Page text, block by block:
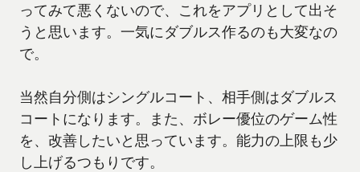
ってみて悪くないので、これをアプリとして出そ
うと思います。一気にダブルス作るのも大変なの
で。
当然自分側はシングルコート、相手側はダブルス
コートになります。また、ボレー優位のゲーム性
を、改善したいと思っています。能力の上限も少
し上げるつもりです。